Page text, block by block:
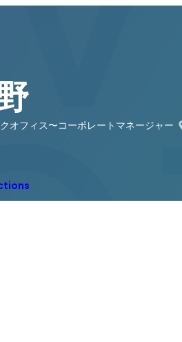
オフィス〜コーポレートマネージャー